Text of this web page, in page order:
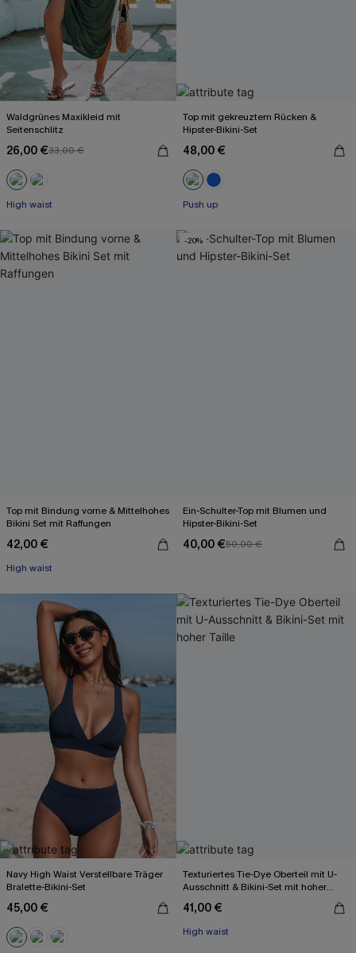
Waldgrünes Maxikleid mit
Seitenschlitz
26,00 €33,00 €
High waist
Top mit gekreuztem Rücken &
Hipster-Bikini-Set
48,00 €
Push up
Top mit Bindung vorne & Mittelhohes
Bikini Set mit Raffungen
42,00 €
High waist
-20%
Ein-Schulter-Top mit Blumen und
Hipster-Bikini-Set
40,00 €50,00 €
Navy High Waist Verstellbare Träger
Bralette-Bikini-Set
45,00 €
Texturiertes Tie-Dye Oberteil mit U-
Ausschnitt & Bikini-Set mit hoher
41,00 €
High waist